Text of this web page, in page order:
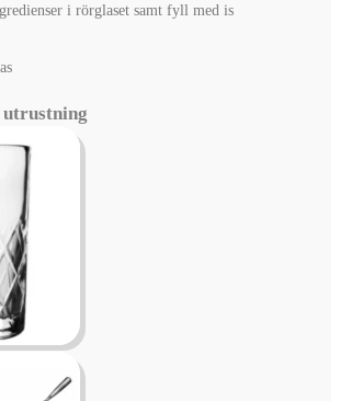
i rörglaset samt fyll med is
utrustning